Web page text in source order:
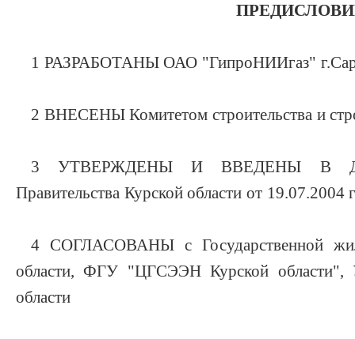
1 РАЗРАБОТАНЫ ОАО "ГипроНИИгаз"
2 ВНЕСЕНЫ Комитетом строительства и
3 УТВЕРЖДЕНЫ И ВВЕДЕНЫ В
Правительства Курской области от 19.07.2004
4 СОГЛАСОВАНЫ с Государственной
области, ФГУ "ЦГСЭЭН Курской
области